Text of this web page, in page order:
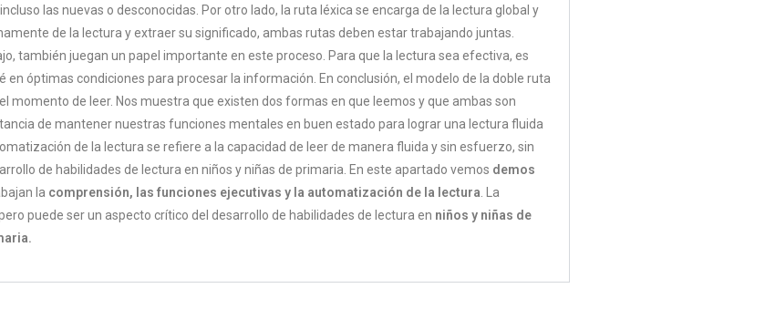
las nuevas o desconocidas. Por otro lado, la ruta léxica se encarga de la lectura global y
de la lectura y extraer su significado, ambas rutas deben estar trabajando juntas.
también juegan un papel importante en este proceso. Para que la lectura sea efectiva, es
óptimas condiciones para procesar la información. En conclusión, el modelo de la doble ruta
de leer. Nos muestra que existen dos formas en que leemos y que ambas son
de mantener nuestras funciones mentales en buen estado para lograr una lectura fluida
de la lectura se refiere a la capacidad de leer de manera fluida y sin esfuerzo, sin
de habilidades de lectura en niños y niñas de primaria. En este apartado vemos demos
la comprensión, las funciones ejecutivas y la automatización de la lectura . La
puede ser un aspecto crítico del desarrollo de habilidades de lectura en niños y niñas de